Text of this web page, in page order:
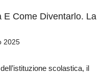
E Come Diventarlo. La
2025
scolastica, il